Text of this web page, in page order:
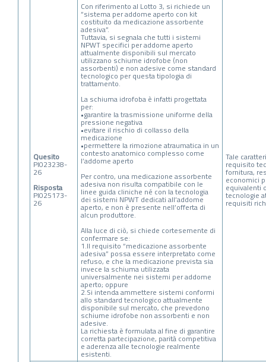
Quesito
PI023238-
26
Risposta
PI025173-
26
Con riferimento al Lotto 3, si richiede un
“sistema per addome aperto con kit
costituito da medicazione assorbente
adesiva”.
Tuttavia, si segnala che tutti i sistemi
NPWT specifici per addome aperto
attualmente disponibili sul mercato
utilizzano schiume idrofobe (non
assorbenti) e non adesive come standard
tecnologico per questa tipologia di
trattamento.
La schiuma idrofoba è infatti progettata
per:
•garantire la trasmissione uniforme della
pressione negativa
•evitare il rischio di collasso della
medicazione
•permettere la rimozione atraumatica in un
contesto anatomico complesso come
l’addome aperto
Per contro, una medicazione assorbente
adesiva non risulta compatibile con le
linee guida cliniche né con la tecnologia
dei sistemi NPWT dedicati all’addome
aperto, e non è presente nell’offerta di
alcun produttore.
Alla luce di ciò, si chiede cortesemente di
confermare se:
1.Il requisito “medicazione assorbente
adesiva” possa essere interpretato come
refuso, e che la medicazione prevista sia
invece la schiuma utilizzata
universalmente nei sistemi per addome
aperto; oppure
2.Si intenda ammettere sistemi conformi
allo standard tecnologico attualmente
disponibile sul mercato, che prevedono
schiume idrofobe non assorbenti e non
adesive.
La richiesta è formulata al fine di garantire
corretta partecipazione, parità competitiva
e aderenza alle tecnologie realmente
esistenti.
Tale
requisito
fornitura,
economici
equivalenti
tecnologie
requisiti